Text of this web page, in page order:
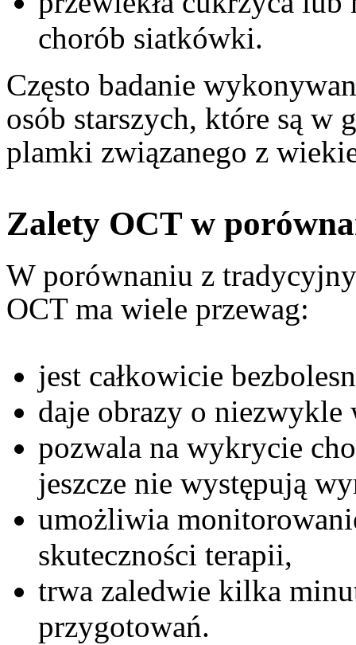
chorób siatkówki.
Często badanie
osób starszych, które są
plamki związanego z
Zalety OCT w
W porównaniu z
OCT ma wiele przewag:
jest całkowicie
daje obrazy o
pozwala na wykrycie
jeszcze nie występują
umożliwia
skuteczności terapii,
trwa zaledwie kilka
przygotowań.